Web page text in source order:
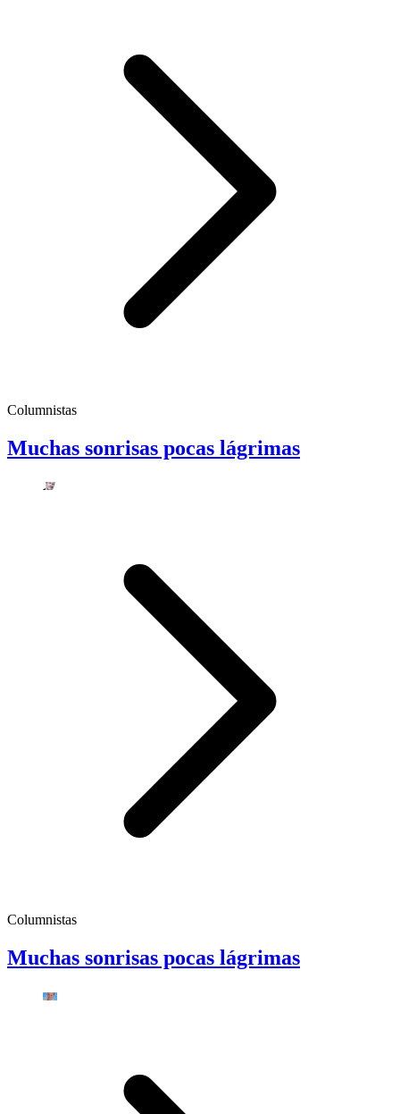
Columnistas
Muchas sonrisas pocas lágrimas
Columnistas
Muchas sonrisas pocas lágrimas